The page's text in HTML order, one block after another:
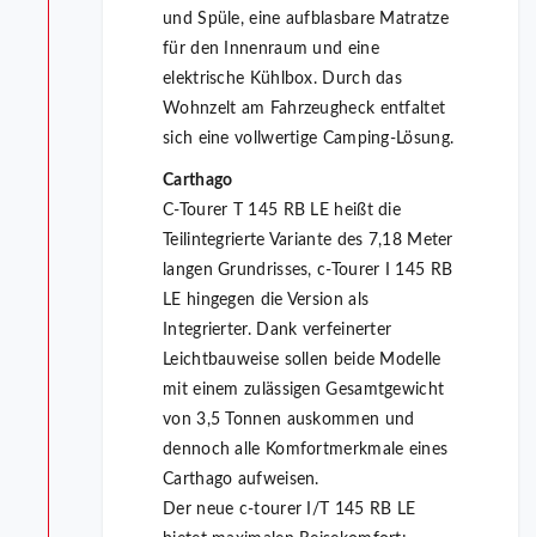
und Spüle, eine aufblasbare Matratze
für den Innenraum und eine
elektrische Kühlbox. Durch das
Wohnzelt am Fahrzeugheck entfaltet
sich eine vollwertige Camping-Lösung.
Carthago
C-Tourer T 145 RB LE heißt die
Teilintegrierte Variante des 7,18 Meter
langen Grundrisses, c-Tourer I 145 RB
LE hingegen die Version als
Integrierter. Dank verfeinerter
Leichtbauweise sollen beide Modelle
mit einem zulässigen Gesamtgewicht
von 3,5 Tonnen auskommen und
dennoch alle Komfortmerkmale eines
Carthago aufweisen.
Der neue c-tourer I/T 145 RB LE